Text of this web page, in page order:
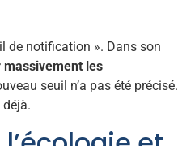
de notification ». Dans son
les
seuil n’a pas été précisé.